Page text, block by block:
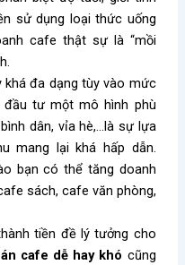
sử dụng loại thức uống
cafe thật sự là “mồi
khá đa dạng tùy vào mức
tư một mô hình phù
dân, vỉa hè,…là sự lựa
mang lại khá hấp dẫn.
bạn có thể tăng doanh
sách, cafe văn phòng,
tiền đề lý tưởng cho
cafe dễ hay khó cũng